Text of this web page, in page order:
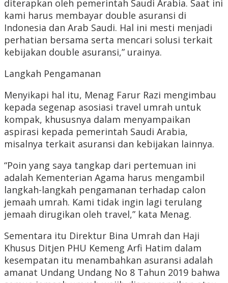
diterapkan oleh pemerintah Saudi Arabia. Saat ini
kami harus membayar double asuransi di
Indonesia dan Arab Saudi. Hal ini mesti menjadi
perhatian bersama serta mencari solusi terkait
kebijakan double asuransi,” urainya.
Langkah Pengamanan
Menyikapi hal itu, Menag Farur Razi mengimbau
kepada segenap asosiasi travel umrah untuk
kompak, khususnya dalam menyampaikan
aspirasi kepada pemerintah Saudi Arabia,
misalnya terkait asuransi dan kebijakan lainnya.
“Poin yang saya tangkap dari pertemuan ini
adalah Kementerian Agama harus mengambil
langkah-langkah pengamanan terhadap calon
jemaah umrah. Kami tidak ingin lagi terulang
jemaah dirugikan oleh travel,” kata Menag.
Sementara itu Direktur Bina Umrah dan Haji
Khusus Ditjen PHU Kemeng Arfi Hatim dalam
kesempatan itu menambahkan asuransi adalah
amanat Undang Undang No 8 Tahun 2019 bahwa